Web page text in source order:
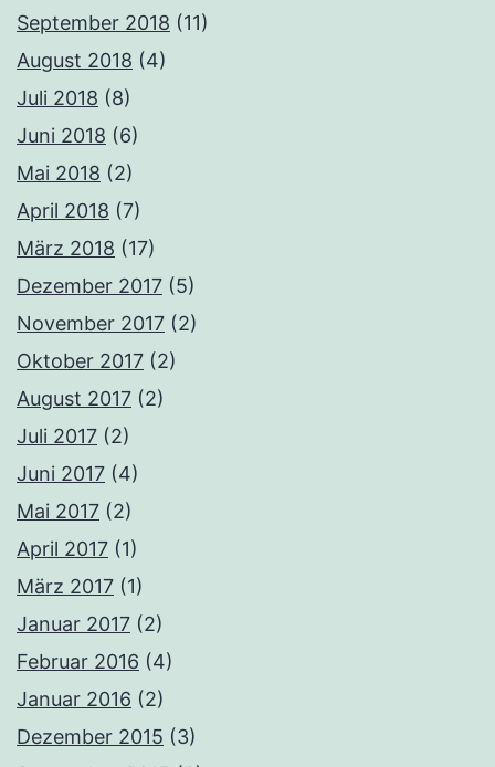
September 2018 (11)
August 2018 (4)
Juli 2018 (8)
Juni 2018 (6)
Mai 2018 (2)
April 2018 (7)
März 2018 (17)
Dezember 2017 (5)
November 2017 (2)
Oktober 2017 (2)
August 2017 (2)
Juli 2017 (2)
Juni 2017 (4)
Mai 2017 (2)
April 2017 (1)
März 2017 (1)
Januar 2017 (2)
Februar 2016 (4)
Januar 2016 (2)
Dezember 2015 (3)